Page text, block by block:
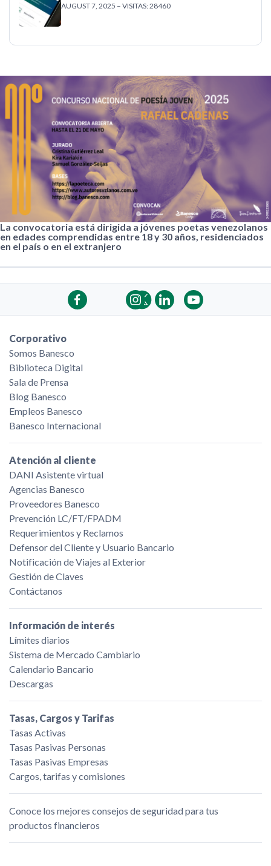
AUGUST 7, 2025 – VISITAS: 28460
La convocatoria está dirigida a jóvenes poetas venezolanos
en edades comprendidas entre 18 y 30 años, residenciados
en el país o en el extranjero
Corporativo
Somos Banesco
Biblioteca Digital
Sala de Prensa
Blog Banesco
Empleos Banesco
Banesco Internacional
Atención al cliente
DANI Asistente virtual
Agencias Banesco
Proveedores Banesco
Prevención LC/FT/FPADM
Requerimientos y Reclamos
Defensor del Cliente y Usuario Bancario
Notificación de Viajes al Exterior
Gestión de Claves
Contáctanos
Información de interés
Límites diarios
Sistema de Mercado Cambiario
Calendario Bancario
Descargas
Tasas, Cargos y Tarifas
Tasas Activas
Tasas Pasivas Personas
Tasas Pasivas Empresas
Cargos, tarifas y comisiones
Conoce los mejores consejos de seguridad para tus
productos financieros